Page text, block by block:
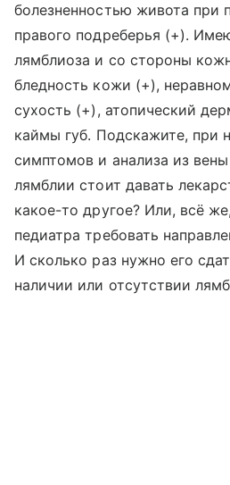
болезненностью живота при
правого подреберья (+).
лямблиоза и со стороны
бледность кожи (+),
сухость (+), атопический
каймы губ. Подскажите, при
симптомов и анализа из
лямблии стоит давать
какое-то другое? Или, всё
педиатра требовать
И сколько раз нужно его
наличии или отсутствии